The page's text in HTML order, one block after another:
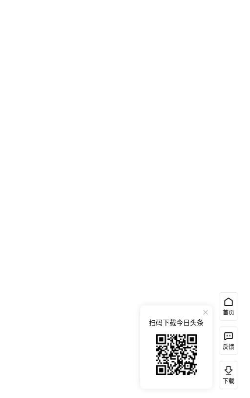
首页
反馈
下载
扫码下载今日头条